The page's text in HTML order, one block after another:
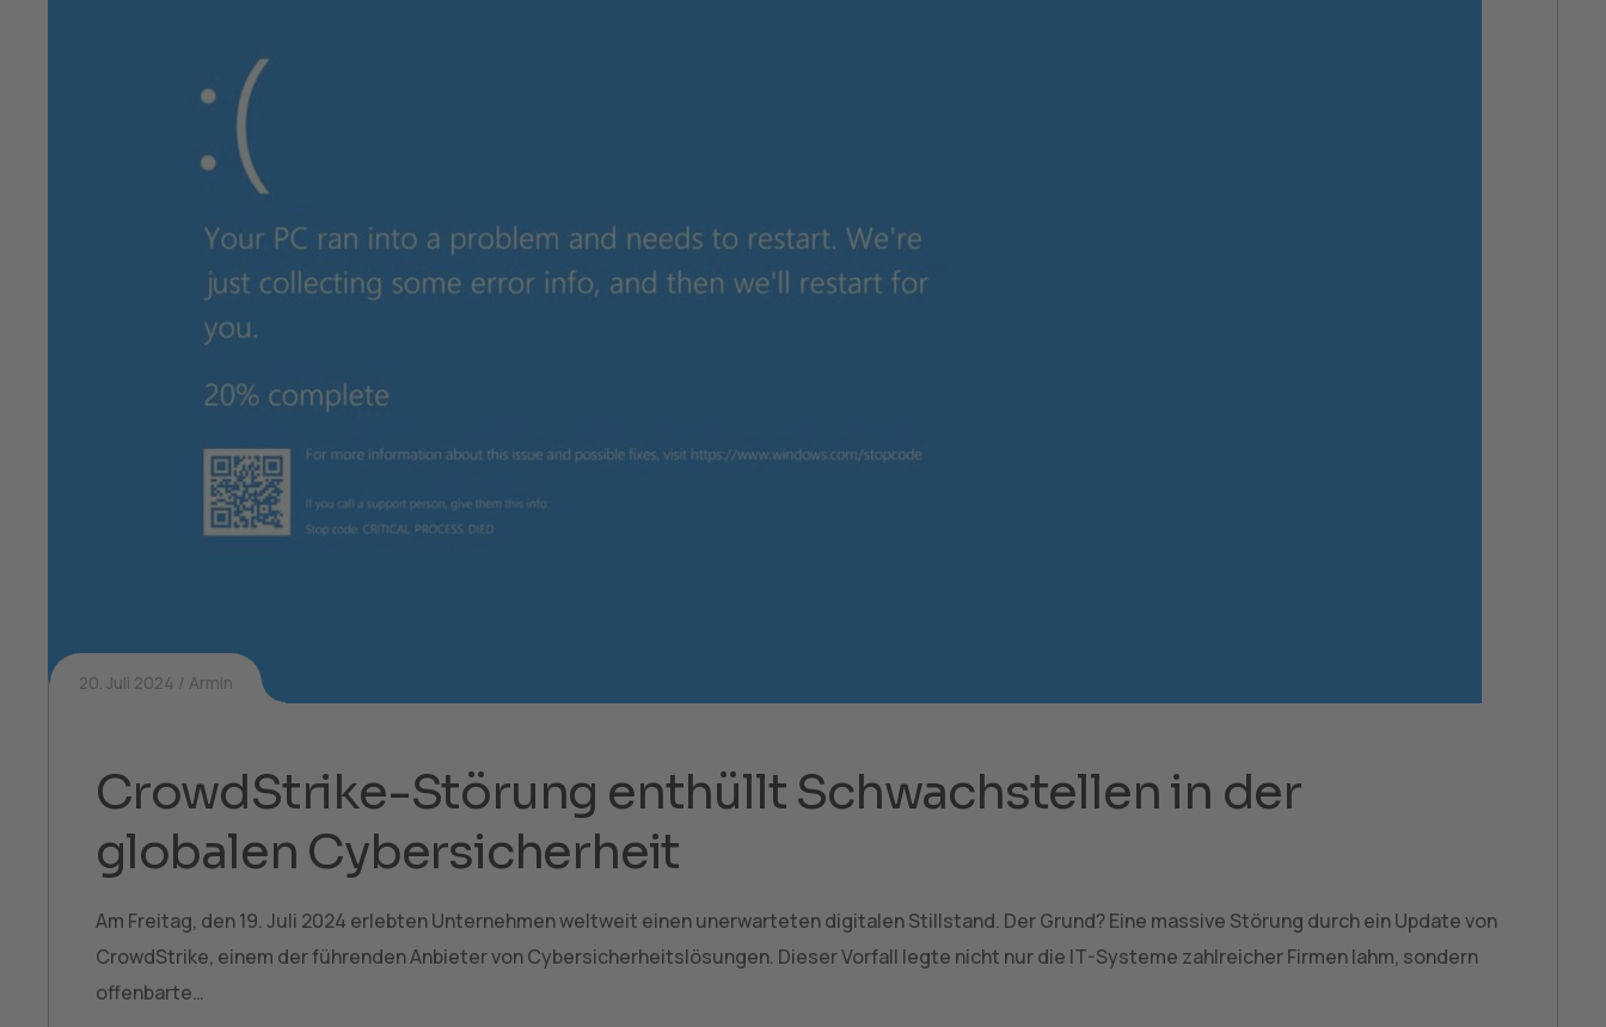
20. Juli 2024 Armin
CrowdStrike-Störung enthüllt Schwachstellen in der
globalen Cybersicherheit
Am Freitag, den 19. Juli 2024 erlebten Unternehmen weltweit einen unerwarteten digitalen Stillstand. Der Grund? Eine massive Störung durch ein Update von
CrowdStrike, einem der führenden Anbieter von Cybersicherheitslösungen. Dieser Vorfall legte nicht nur die IT-Systeme zahlreicher Firmen lahm, sondern
offenbarte…